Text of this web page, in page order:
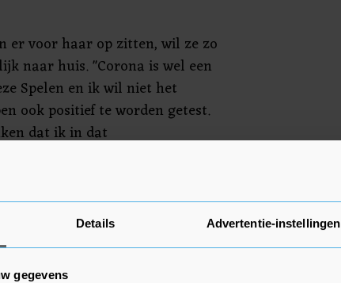
Details Advertentie-instellingen
gegevens
er voor haar op zitten, wil ze zo
naar huis. "Corona is wel een
Spelen en ik wil niet het
ook positief te worden getest.
dat ik in dat
heb veel geappt met
die al dagen in
ganser harte dat ze vandaag
ze eindelijk naar huis. Dat